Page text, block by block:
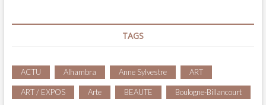
TAGS
ACTU Alhambra Anne Sylvestre ART
ART / EXPOS Arte BEAUTE Boulogne-Billancourt